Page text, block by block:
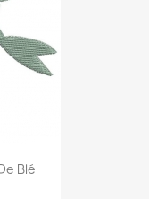
Blé